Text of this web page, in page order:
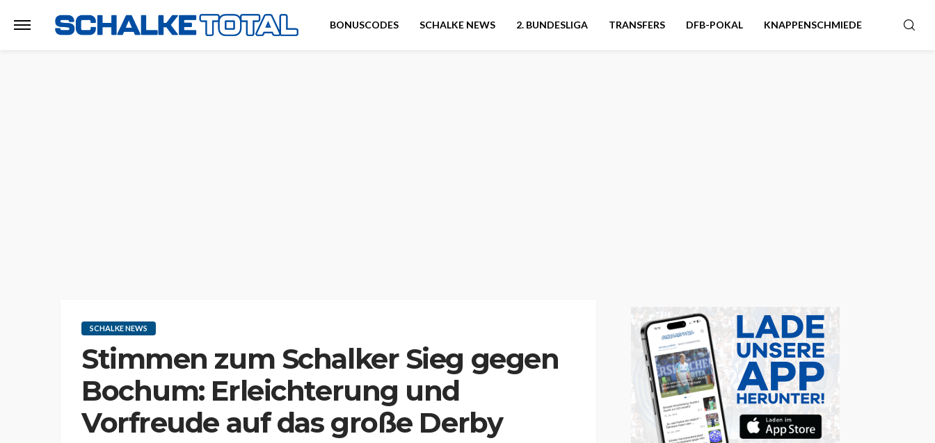
BONUSCODES SCHALKE NEWS 2. BUNDESLIGA TRANSFERS DFB-POKAL KNAPPENSCHMIEDE
SCHALKE NEWS
Stimmen zum Schalker Sieg gegen
Bochum: Erleichterung und
Vorfreude auf das große Derby